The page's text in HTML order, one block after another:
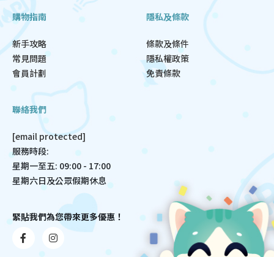
購物指南
新手攻略
常見問題
會員計劃
隱私及條款
條款及條件
隱私權政策
免責條款
聯絡我們
[email protected]
服務時段:
星期一至五: 09:00 - 17:00
星期六日及公眾假期休息
緊貼我們為您帶來更多優惠！